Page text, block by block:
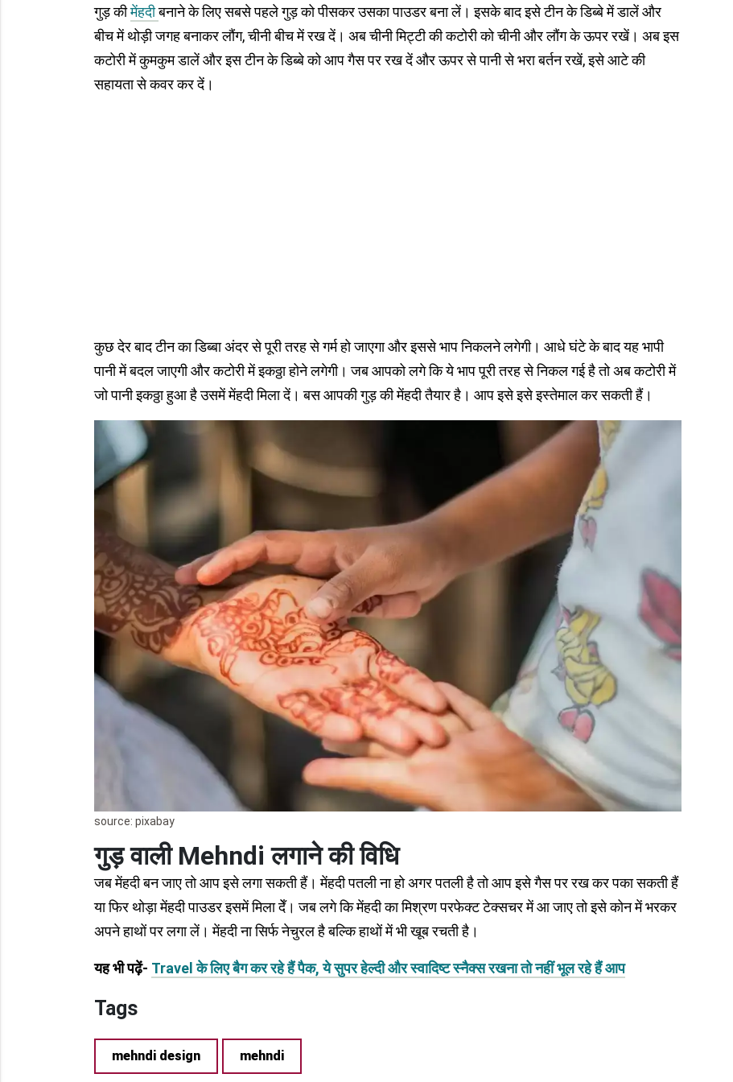
गुड़ कीमेंहदीबनाने के लिए सबसे पहले गुड़ को पीसकर उसका पाउडर बना लें। इसके बाद इसे टीन के डिब्बे में डालें और
बीच में थोड़ी जगह बनाकर लौंग, चीनी बीच में रख दें। अब चीनी मिट्टी की कटोरी को चीनी और लौंग के ऊपर रखें। अब इस
कटोरी में कुमकुम डालें और इस टीन के डिब्बे को आप गैस पर रख दें और ऊपर से पानी से भरा बर्तन रखें, इसे आटे की
सहायता से कवर कर दें।
कुछ देर बाद टीन का डिब्बा अंदर से पूरी तरह से गर्म हो जाएगा और इससे भाप निकलने लगेगी। आधे घंटे के बाद यह भापी
पानी में बदल जाएगी और कटोरी में इकठ्ठा होने लगेगी। जब आपको लगे कि ये भाप पूरी तरह से निकल गई है तो अब कटोरी में
जो पानी इकठ्ठा हुआ है उसमें मेंहदी मिला दें। बस आपकी गुड़ की मेंहदी तैयार है। आप इसे इसे इस्तेमाल कर सकती हैं।
source: pixabay
गुड़ वाली Mehndi लगाने की विधि
जब मेंहदी बन जाए तो आप इसे लगा सकती हैं। मेंहदी पतली ना हो अगर पतली है तो आप इसे गैस पर रख कर पका सकती हैं
या फिर थोड़ा मेंहदी पाउडर इसमें मिला देँ। जब लगे कि मेंहदी का मिश्रण परफेक्ट टेक्सचर में आ जाए तो इसे कोन में भरकर
अपने हाथों पर लगा लें। मेंहदी ना सिर्फ नेचुरल है बल्कि हाथों में भी खूब रचती है।
यह भी पढ़ें- Travel के लिए बैग कर रहे हैं पैक, ये सुपर हेल्दी और स्वादिष्ट स्नैक्स रखना तो नहीं भूल रहे हैं आप
Tags
mehndi design mehndi